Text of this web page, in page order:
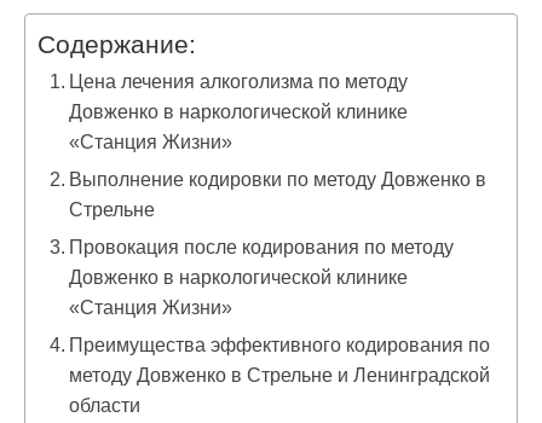
Содержание:
Цена лечения алкоголизма по методу
Довженко в наркологической клинике
«Станция Жизни»
Выполнение кодировки по методу Довженко в
Стрельне
Провокация после кодирования по методу
Довженко в наркологической клинике
«Станция Жизни»
Преимущества эффективного кодирования по
методу Довженко в Стрельне и Ленинградской
области